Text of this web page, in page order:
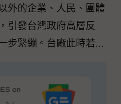
外的企業、人民、團體
引發台灣政府高層反
步緊繃。台廠此時若...